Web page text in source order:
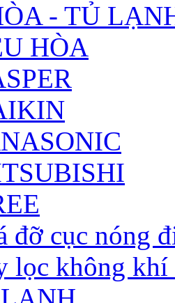
- TỦ
HÒA
đỡ cục nóng
lọc không khí